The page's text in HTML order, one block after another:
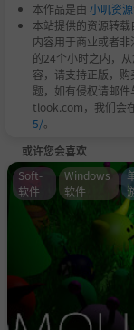
本作品是由 小叽资源
本站提供的资源转
内容用于商业或者
的24个小时之内，
容，请支持正版，
题，如有侵权请邮
tlook.com，我们会
5/。
或许您会喜欢
Soft-
软件
Windows
软件